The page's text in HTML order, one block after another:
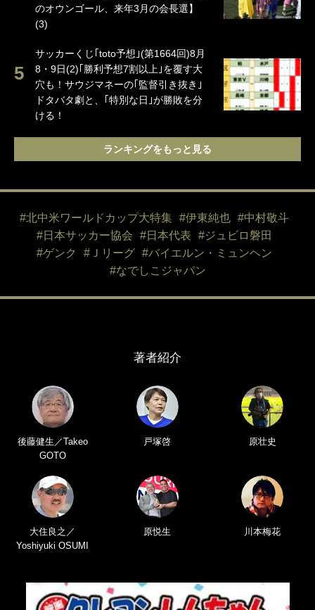
のオウンゴール、来年3月の会長選】
(3)
サッカーくじ｢toto予想｣(第1664回)8月
8・9日(2)｢勝利予想7割以上｣を覆す大
穴も！サウジマネーの｢監督引き抜き｣
ドタバタ劇と、｢特別な日｣が勝敗を分
ける！
ランキングをもっと見る
#北中米ワールドカップ大特集 #伊東純也
#中村敬斗
#日本サッカー協会
#日本代表
#ジュビロ磐田
#ゲンク
#Ｊリーグ
#バイエルン・ミュンヘン
#なでしこジャパン
著者紹介
後藤健生／Takeo
GOTO
戸塚啓 原壮史
大住良之／
Yoshiyuki OSUMI
原悦生 川本梅花